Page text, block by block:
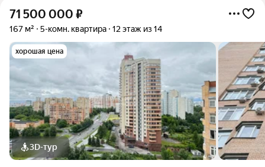
71 500 000 ₽
167 м² 5-комн. квартира 12 этаж из 14
хорошая цена
3D-тур